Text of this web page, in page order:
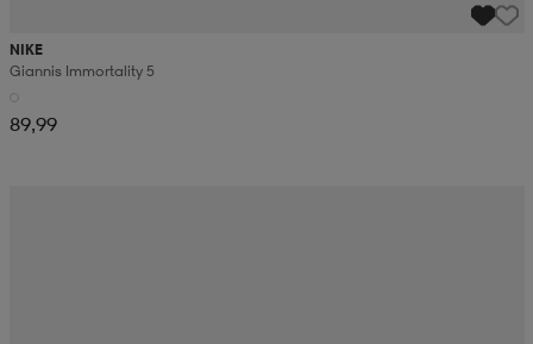
NIKE
Giannis Immortality 5
89,99